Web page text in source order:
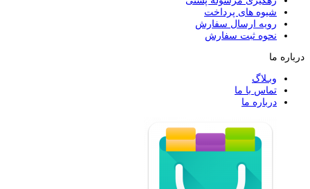
شیوه های پرداخت
رویه ارسال سفارش
نحوه ثبت سفارش
درباره ما
وبـلاگ
تماس با ما
درباره ما